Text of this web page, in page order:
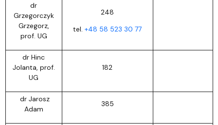
dr
Grzegorczyk
Grzegorz,
prof. UG
248
tel. +48 58 523 30 77
dr Hinc
Jolanta, prof.
UG
182
dr Jarosz
Adam
385